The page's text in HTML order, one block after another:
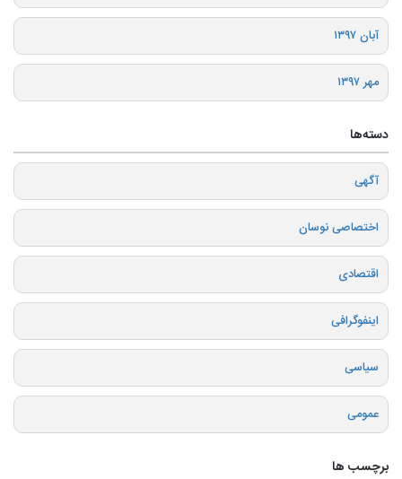
آبان ۱۳۹۷
مهر ۱۳۹۷
دسته‌ها
آگهی
اختصاصی نوسان
اقتصادی
اینفوگرافی
سیاسی
عمومی
برچسب ها